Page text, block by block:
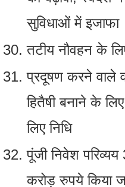
सुविधाओं में इजाफा
तटीय नौवहन के
प्रदूषण करने वाले
हितैषी बनाने के
लिए निधि
पूंजी निवेश
करोड़ रुपये किया